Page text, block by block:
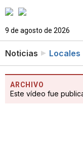
9 de agosto de 2026
Noticias Locales
ARCHIVO
Este vídeo fue